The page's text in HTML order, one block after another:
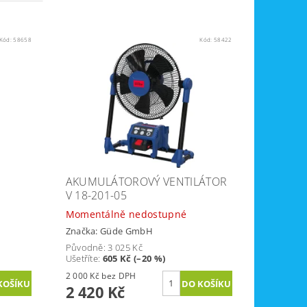
58658 Kód:58422
AKUMULÁTOROVÝ VENTILÁTOR
V 18-201-05
Momentálně nedostupné
Značka:Güde GmbH
Původně:3 025 Kč
Ušetříte: 605 Kč (–20 %)
2 000 Kč bez DPH
2 420 Kč